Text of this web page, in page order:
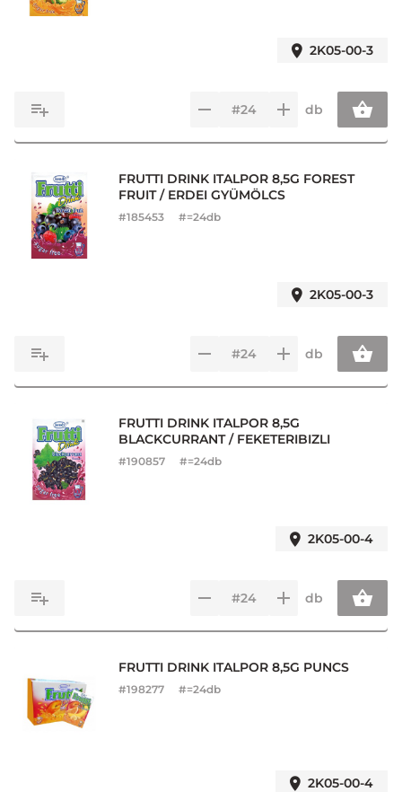
2K05-00-3
db
FRUTTI DRINK ITALPOR 8,5G FOREST
FRUIT / ERDEI GYÜMÖLCS
#185453 #=24db
2K05-00-3
db
FRUTTI DRINK ITALPOR 8,5G
BLACKCURRANT / FEKETERIBIZLI
#190857 #=24db
2K05-00-4
db
FRUTTI DRINK ITALPOR 8,5G PUNCS
#198277 #=24db
2K05-00-4